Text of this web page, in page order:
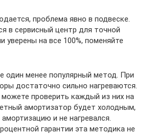
проблема явно в подвеске.
в сервисный центр для точной
уверены на все 100%, поменяйте
один менее популярный метод. При
достаточно сильно нагреваются.
проверить каждый из них на
амортизатор будет холодным,
и не нагревался.
гарантии эта методика не